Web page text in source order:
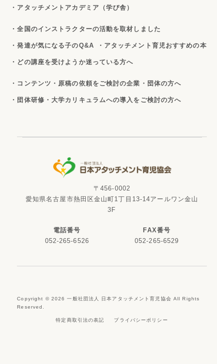
・アタッチメントアカデミア（学び舎）
・全国のインストラクターの活動を取材しました
・発達が気になる子のQ&A ・アタッチメント育児おすすめの本
・どの講座を受けようか迷っている方へ
・コンテンツ・原稿の依頼をご検討の企業・団体の方へ
・団体研修・大学カリキュラムへの導入をご検討の方へ
〒456-0002
愛知県名古屋市熱田区金山町1丁目13-14アールワン金山
3F
電話番号
052-265-6526
FAX番号
052-265-6529
Copyright © 2026 一般社団法人 日本アタッチメント育児協会 All Rights
Reserved.
特定商取引法の表記 プライバシーポリシー